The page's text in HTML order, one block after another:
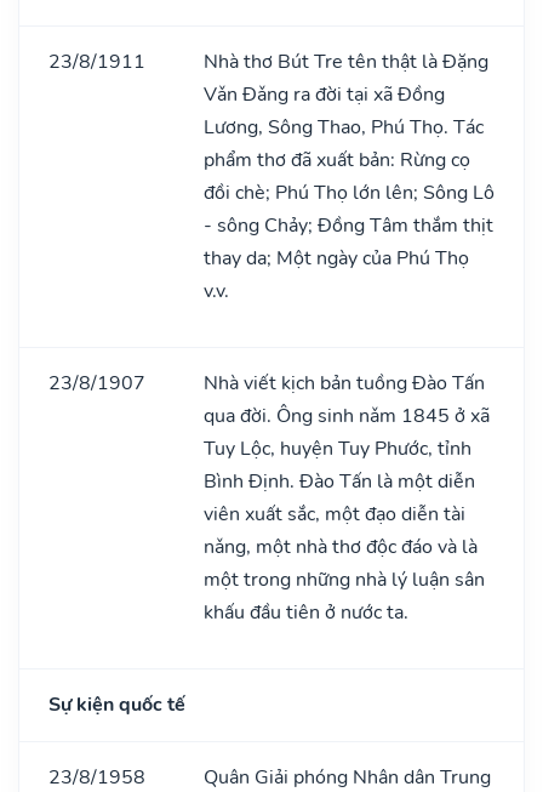
23/8/1911
Nhà thơ Bút Tre tên thật là Đặng
Vǎn Đǎng ra đời tại xã Đồng
Lương, Sông Thao, Phú Thọ. Tác
phẩm thơ đã xuất bản: Rừng cọ
đồi chè; Phú Thọ lớn lên; Sông Lô
- sông Chảy; Đồng Tâm thắm thịt
thay da; Một ngày của Phú Thọ
v.v.
23/8/1907
Nhà viết kịch bản tuồng Đào Tấn
qua đời. Ông sinh nǎm 1845 ở xã
Tuy Lộc, huyện Tuy Phước, tỉnh
Bình Định. Đào Tấn là một diễn
viên xuất sắc, một đạo diễn tài
nǎng, một nhà thơ độc đáo và là
một trong những nhà lý luận sân
khấu đầu tiên ở nước ta.
Sự kiện quốc tế
23/8/1958
Quân Giải phóng Nhân dân Trung